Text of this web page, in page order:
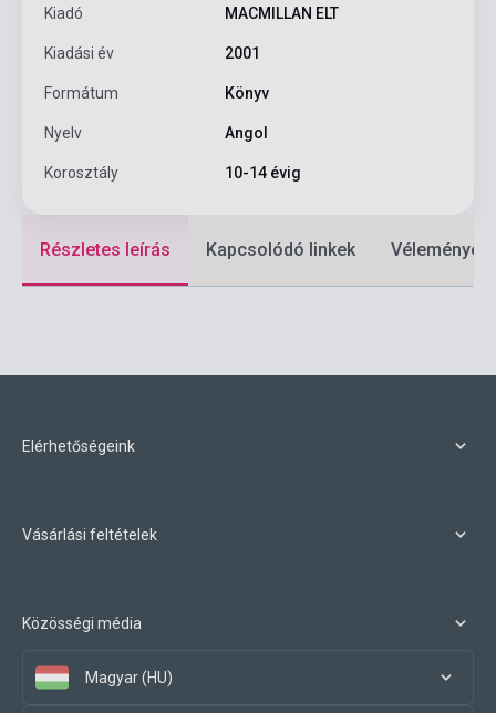
Kiadó MACMILLAN ELT
Kiadási év 2001
Formátum Könyv
Nyelv Angol
Korosztály 10-14 évig
Részletes leírás Kapcsolódó linkek Vélemények
Elérhetőségeink
Vásárlási feltételek
Közösségi média
Magyar (HU)